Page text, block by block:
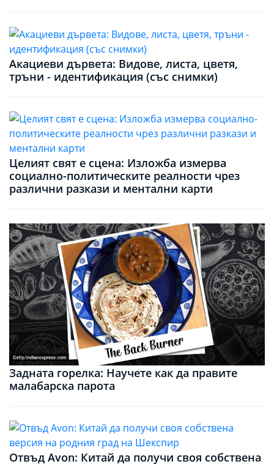
Акациеви дървета: Видове, листа, цветя,
тръни - идентификация (със снимки)
Целият свят е сцена: Изложба измерва
социално-политическите реалности чрез
различни разкази и ментални карти
Задната горелка: Научете как да правите
малабарска парота
Отвъд Avon: Китай да получи своя собствена